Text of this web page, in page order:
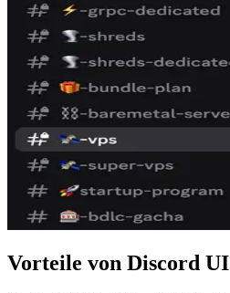
Vorteile von Discord UI